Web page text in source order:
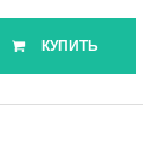
КУПИТЬ